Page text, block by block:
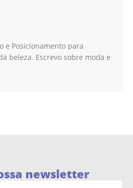
e Posicionamento para
beleza. Escrevo sobre moda e
newsletter